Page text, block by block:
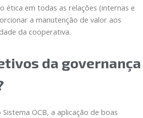
ética em todas as relações (internas e
a manutenção de valor aos
da cooperativa.
da governança
OCB, a aplicação de boas